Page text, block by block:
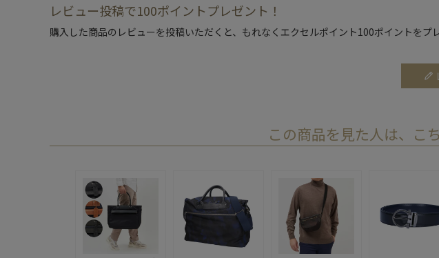
レビュー投稿で100ポイントプレゼント！
購入した商品のレビューを投稿いただくと、もれなくエクセルポイント100ポイントをプ
この商品を見た人は、こ